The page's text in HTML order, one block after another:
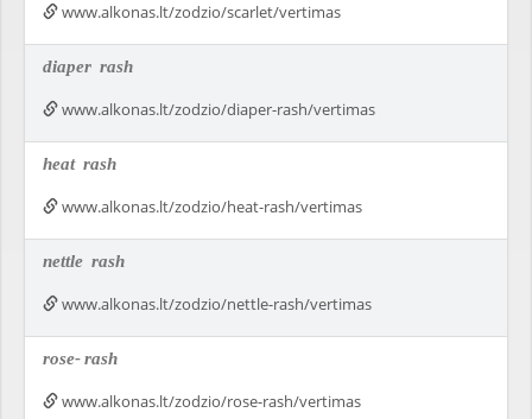
www.alkonas.lt/zodzio/scarlet/vertimas
diaper rash
www.alkonas.lt/zodzio/diaper-rash/vertimas
heat rash
www.alkonas.lt/zodzio/heat-rash/vertimas
nettle rash
www.alkonas.lt/zodzio/nettle-rash/vertimas
rose-rash
www.alkonas.lt/zodzio/rose-rash/vertimas